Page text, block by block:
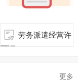
劳务派遣经营许
可证
更多